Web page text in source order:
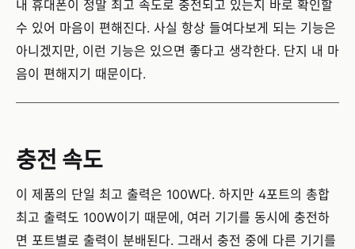
내 휴대폰이 정말 최고 속도로 충전되고 있는지 바로 확인할
수 있어 마음이 편해진다. 사실 항상 들여다보게 되는 기능은
아니겠지만, 이런 기능은 있으면 좋다고 생각한다. 단지 내 마
음이 편해지기 때문이다.
충전 속도
이 제품의 단일 최고 출력은 100W다. 하지만 4포트의 총합
최고 출력도 100W이기 때문에, 여러 기기를 동시에 충전하
면 포트별로 출력이 분배된다. 그래서 충전 중에 다른 기기를